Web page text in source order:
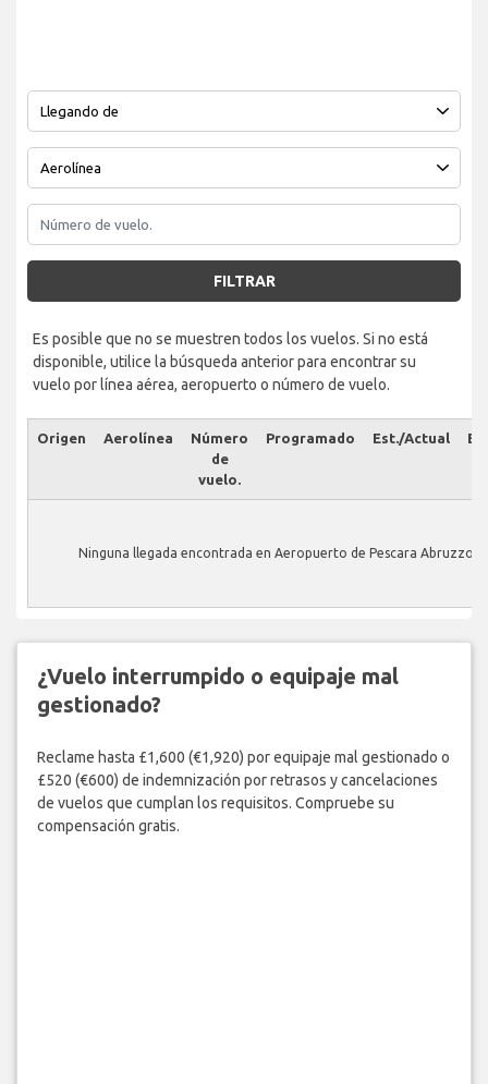
FILTRAR
Es posible que no se muestren todos los vuelos. Si no está
disponible, utilice la búsqueda anterior para encontrar su
vuelo por línea aérea, aeropuerto o número de vuelo.
Origen Aerolínea
Número
de
vuelo.
Programado Est./Actual
Ninguna llegada encontrada en Aeropuerto de Pescara Abruzzo.
¿Vuelo interrumpido o equipaje mal
gestionado?
Reclame hasta £1,600 (€1,920) por equipaje mal gestionado o
£520 (€600) de indemnización por retrasos y cancelaciones
de vuelos que cumplan los requisitos. Compruebe su
compensación gratis.